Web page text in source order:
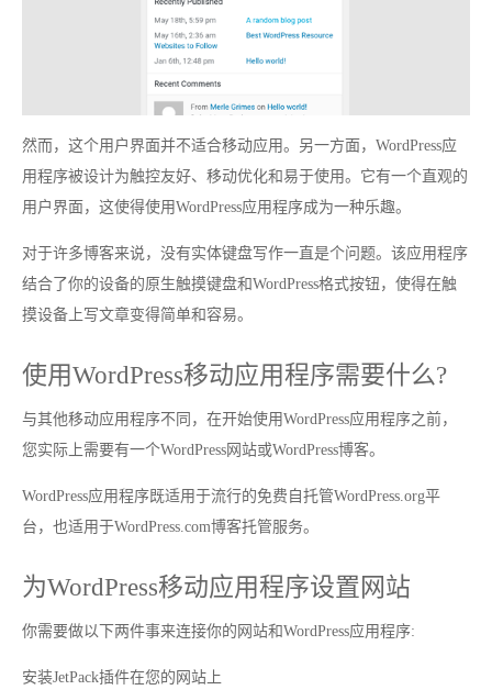
然而，这个用户界面并不适合移动应用。另一方面，WordPress应
用程序被设计为触控友好、移动优化和易于使用。它有一个直观的
用户界面，这使得使用WordPress应用程序成为一种乐趣。
对于许多博客来说，没有实体键盘写作一直是个问题。该应用程序
结合了你的设备的原生触摸键盘和WordPress格式按钮，使得在触
摸设备上写文章变得简单和容易。
使用WordPress移动应用程序需要什么?
与其他移动应用程序不同，在开始使用WordPress应用程序之前，
您实际上需要有一个WordPress网站或WordPress博客。
WordPress应用程序既适用于流行的免费自托管WordPress.org平
台，也适用于WordPress.com博客托管服务。
为WordPress移动应用程序设置网站
你需要做以下两件事来连接你的网站和WordPress应用程序:
安装JetPack插件在您的网站上